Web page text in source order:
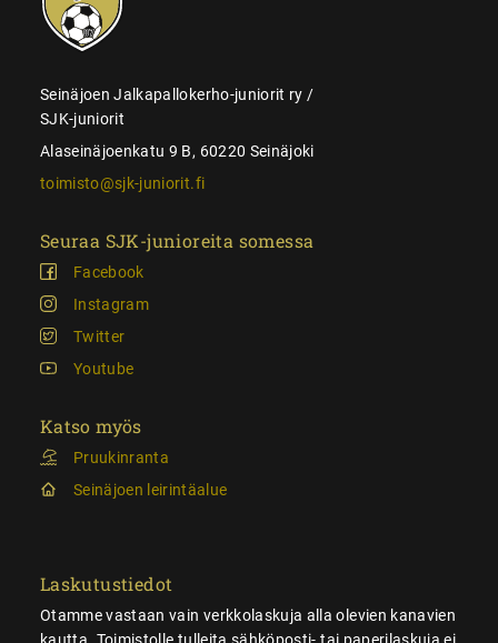
Seinäjoen Jalkapallokerho-juniorit ry /
SJK-juniorit
Alaseinäjoenkatu 9 B, 60220 Seinäjoki
toimisto@sjk-juniorit.fi
Seuraa SJK-junioreita somessa
Facebook
Instagram
Twitter
Youtube
Katso myös
Pruukinranta
Seinäjoen leirintäalue
Laskutustiedot
Otamme vastaan vain verkkolaskuja alla olevien kanavien
kautta. Toimistolle tulleita sähköposti- tai paperilaskuja ei